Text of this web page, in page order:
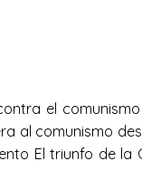
el
al comunismo
El triunfo de